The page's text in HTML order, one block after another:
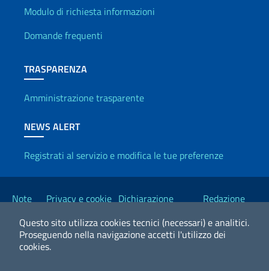
Questo sito utilizza cookies tecnici (necessari) e analitici.
Proseguendo nella navigazione accetti l'utilizzo dei
cookies.
Info utili
Modulo di richiesta informazioni
Domande frequenti
TRASPARENZA
Amministrazione trasparente
NEWS ALERT
Registrati al servizio e modifica le tue preferenze
Link Utili
Note
Privacy e cookie Dichiarazione
Redazione